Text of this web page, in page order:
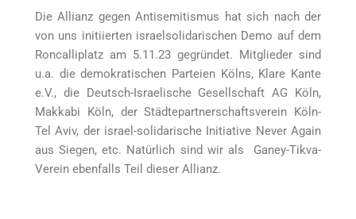
Die Allianz gegen Antisemitismus hat sich nach der
von uns initiierten israelsolidarischen Demo auf dem
Roncalliplatz am 5.11.23 gegründet. Mitglieder sind
u.a. die demokratischen Parteien Kölns, Klare Kante
e.V., die Deutsch-Israelische Gesellschaft AG Köln,
Makkabi Köln, der Städtepartnerschaftsverein Köln-
Tel Aviv, der israel-solidarische Initiative Never Again
aus Siegen, etc. Natürlich sind wir als Ganey-Tikva-
Verein ebenfalls Teil dieser Allianz.